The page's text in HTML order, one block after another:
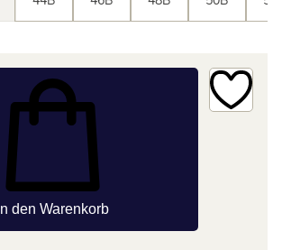
In den Warenkorb